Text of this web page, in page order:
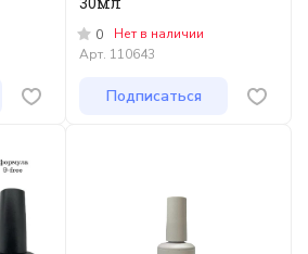
0
Нет в наличии
Арт. 110643
Подписаться